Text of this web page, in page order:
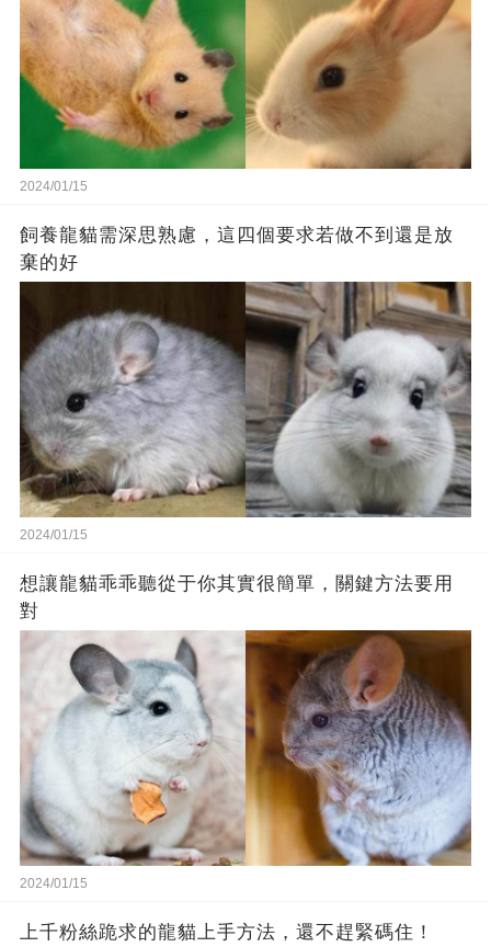
2024/01/15
飼養龍貓需深思熟慮，這四個要求若做不到還是放
棄的好
2024/01/15
想讓龍貓乖乖聽從于你其實很簡單，關鍵方法要用
對
2024/01/15
上千粉絲跪求的龍貓上手方法，還不趕緊碼住！